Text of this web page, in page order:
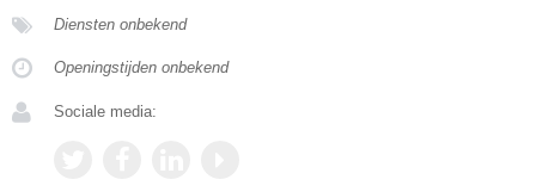
Diensten onbekend
Openingstijden onbekend
Sociale media: